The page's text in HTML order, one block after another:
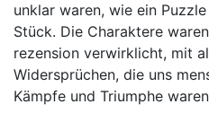
unklar waren, wie ein
Stück. Die Charaktere
rezension verwirklicht, mit
Widersprüchen, die uns
Kämpfe und Triumphe